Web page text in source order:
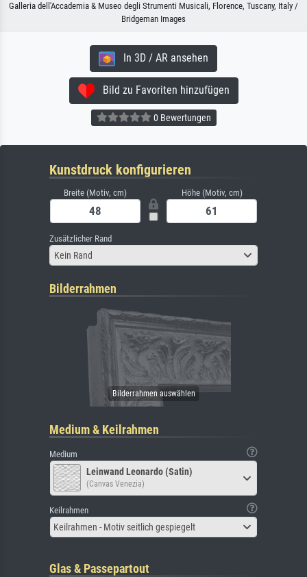
Galleria dell'Accademia & Museo degli Strumenti Musicali, Florence, Tuscany, Italy /
Bridgeman Images
In 3D / AR ansehen
Bild zu Favoriten hinzufügen
0 Bewertungen
Kunstdruck konfigurieren
Breite (Motiv, cm) Höhe (Motiv, cm)
Zusätzlicher Rand
Kein Rand
Bilderrahmen
Medium & Keilrahmen
Medium
Leinwand Leonardo (Satin)
(Canvas Venezia)
Keilrahmen
Keilrahmen - Motiv seitlich gespiegelt
Glas & Passepartout